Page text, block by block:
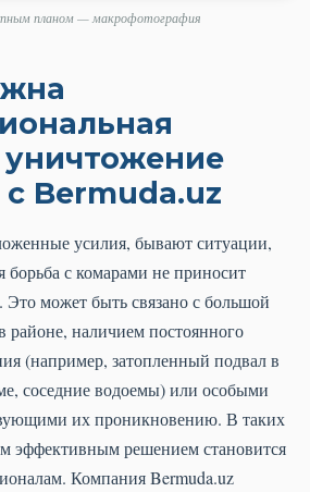
планом — макрофотография
Bermuda.uz
усилия, бывают ситуации,
борьба с комарами не приносит
Это может быть связано с большой
районе, наличием постоянного
(например, затопленный подвал в
соседние водоемы) или особыми
их проникновению. В таких
эффективным решением становится
Компания Bermuda.uz